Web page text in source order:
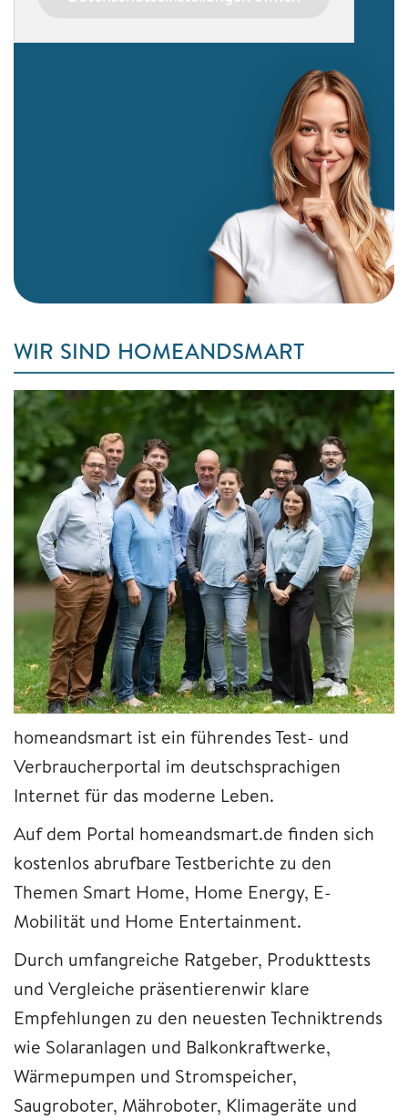
WIR SIND HOMEANDSMART
homeandsmart ist ein führendes Test- und
Verbraucherportal im deutschsprachigen
Internet für das moderne Leben.
Auf dem Portal homeandsmart.de finden sich
kostenlos abrufbare Testberichte zu den
Themen Smart Home, Home Energy, E-
Mobilität und Home Entertainment.
Durch umfangreiche Ratgeber, Produkttests
und Vergleiche präsentierenwir klare
Empfehlungen zu den neuesten Techniktrends
wie Solaranlagen und Balkonkraftwerke,
Wärmepumpen und Stromspeicher,
Saugroboter, Mähroboter, Klimageräte und